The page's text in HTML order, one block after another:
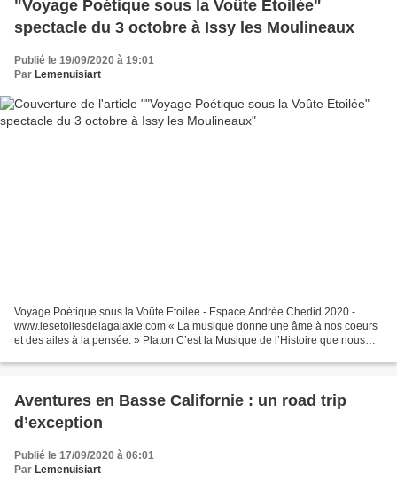
"Voyage Poétique sous la Voûte Etoilée"
spectacle du 3 octobre à Issy les Moulineaux
Publié le 19/09/2020 à 19:01
Par Lemenuisiart
Voyage Poétique sous la Voûte Etoilée - Espace Andrée Chedid 2020 -
www.lesetoilesdelagalaxie.com « La musique donne une âme à nos coeurs
et des ailes à la pensée. » Platon C’est la Musique de l’Histoire que nous
Aventures en Basse Californie : un road trip
d’exception
Publié le 17/09/2020 à 06:01
Par Lemenuisiart